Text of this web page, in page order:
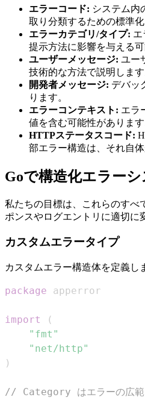
エラーコード: システム内
取り分類するための標準
エラーカテゴリ/タイプ: エ
提示方法に影響を与える可
ユーザーメッセージ: ユー
技術的な方法で説明しま
開発者メッセージ: デバッ
ります。
エラーコンテキスト: エラ
値を含む可能性がありま
HTTPステータスコード:
部エラー構造は、それ自
Goで構造化エラー
私たちの目標は、これらのすべ
ポンスやログエントリに適切に
カスタムエラータイプ
カスタムエラー構造体を定義し
package
import
(
"fmt"
"net/http"
)
// Category はエラーの広範